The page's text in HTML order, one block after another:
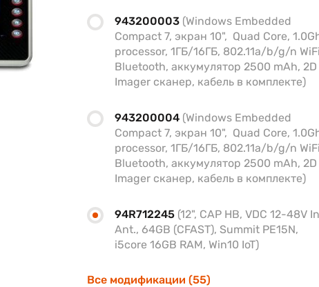
943200003 (Windows Embedded
Compact 7, экран 10", Quad Core,
processor, 1ГБ/16ГБ, 802.11a/b/g/n
Bluetooth, аккумулятор 2500 mAh, 2D
Imager сканер, кабель в комплекте)
943200004 (Windows Embedded
Compact 7, экран 10", Quad Core,
processor, 1ГБ/16ГБ, 802.11a/b/g/n
Bluetooth, аккумулятор 2500 mAh, 2D
Imager сканер, кабель в комплекте)
94R712245 (12", CAP HB, VDC 12-48V
Ant., 64GB (CFAST), Summit PE15N,
i5core 16GB RAM, Win10 IoT)
Все модификации (55)